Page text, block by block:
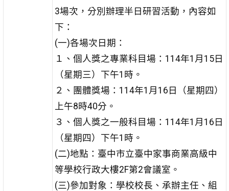
3場次，分別辦理半日研習活動，內容如
下：
(一)各場次日期：
１、個人獎之專業科目場：114年1月15日
（星期三）下午1時。
２、團體獎場：114年1月16日（星期四）
上午8時40分。
３、個人獎之一般科目場：114年1月16日
（星期四）下午1時。
(二)地點：臺中市立臺中家事商業高級中
等學校行政大樓2F第2會議室。
(三)參加對象：學校校長、承辦主任、組